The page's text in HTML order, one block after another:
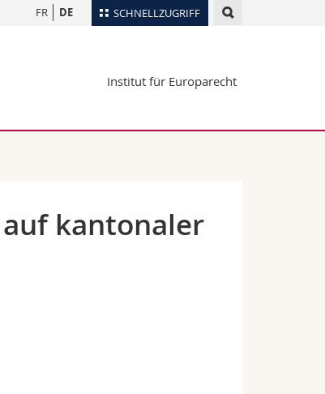
SCHNELLZUGRIFF
Ortsplan
Webmail
FR DE
Institut für Europarecht
kantonaler